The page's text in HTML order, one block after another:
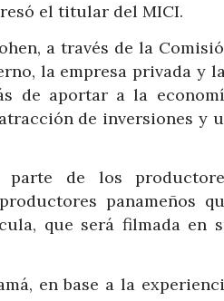
el titular del MICI.
a través de la
la empresa privada y
de aportar a la
de inversiones y
parte de los
panameños
que será filmada en
en base a la